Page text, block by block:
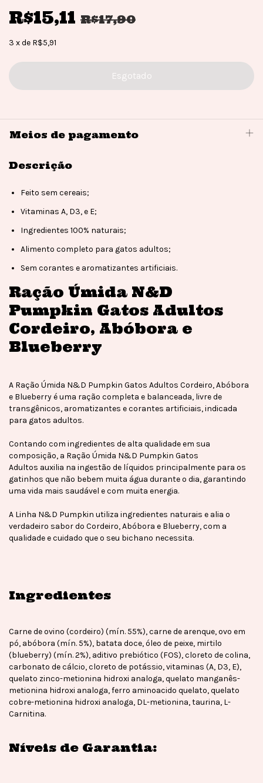
R$15,11 R$17,90
3 xde R$5,91
Meios de pagamento
Descrição
Feito sem cereais;
Vitaminas A, D3, e E;
Ingredientes 100% naturais;
Alimento completo para gatos adultos;
Sem corantes e aromatizantes artificiais.
Ração Úmida N&D
Pumpkin Gatos Adultos
Cordeiro, Abóbora e
Blueberry
A Ração Úmida N&D Pumpkin Gatos Adultos Cordeiro, Abóbora
e Blueberry é uma ração completa e balanceada, livre de
transgênicos, aromatizantes e corantes artificiais, indicada
para gatos adultos.
Contando com ingredientes de alta qualidade em sua
composição, a Ração Úmida N&D Pumpkin Gatos
Adultos auxilia na ingestão de líquidos principalmente para os
gatinhos que não bebem muita água durante o dia, garantindo
uma vida mais saudável e com muita energia.
A Linha N&D Pumpkin utiliza ingredientes naturais e alia o
verdadeiro sabor do Cordeiro, Abóbora e Blueberry, com a
qualidade e cuidado que o seu bichano necessita.
Ingredientes
Carne de ovino (cordeiro) (mín. 55%), carne de arenque, ovo em
pó, abóbora (mín. 5%), batata doce, óleo de peixe, mirtilo
(blueberry) (mín. 2%), aditivo prebiótico (FOS), cloreto de colina,
carbonato de cálcio, cloreto de potássio, vitaminas (A, D3, E),
quelato zinco-metionina hidroxi analoga, quelato manganês-
metionina hidroxi analoga, ferro aminoacido quelato, quelato
cobre-metionina hidroxi analoga, DL-metionina, taurina, L-
Carnitina.
Níveis de Garantia: